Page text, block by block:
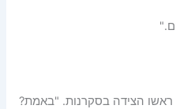
הצידה בסקרנות. "באמת?